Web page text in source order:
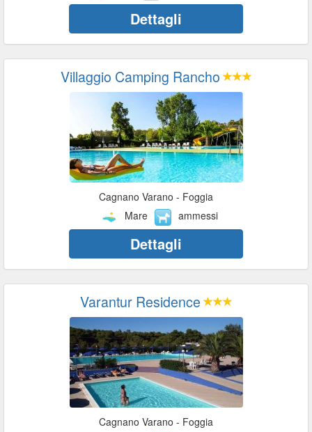
Dettagli
Villaggio Camping Rancho
Cagnano Varano - Foggia
Mare
ammessi
Dettagli
Varantur Residence
Cagnano Varano - Foggia